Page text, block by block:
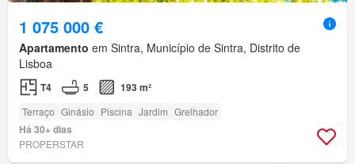
1 075 000 €
Apartamento em Sintra, Município de Sintra, Distrito de
Lisboa
T4 5 193 m²
Terraço Ginásio Piscina Jardim Grelhador
Há 30+ dias
PROPERSTAR